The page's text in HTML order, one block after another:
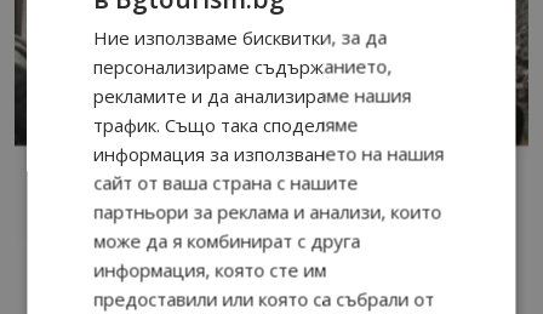
Ние използваме бисквитки, за да
персонализираме съдържанието,
рекламите и да анализираме нашия
трафик. Също така споделяме
информация за използването на нашия
сайт от ваша страна с нашите
партньори за реклама и анализи, които
може да я комбинират с друга
информация, която сте им
предоставили или която са събрали от